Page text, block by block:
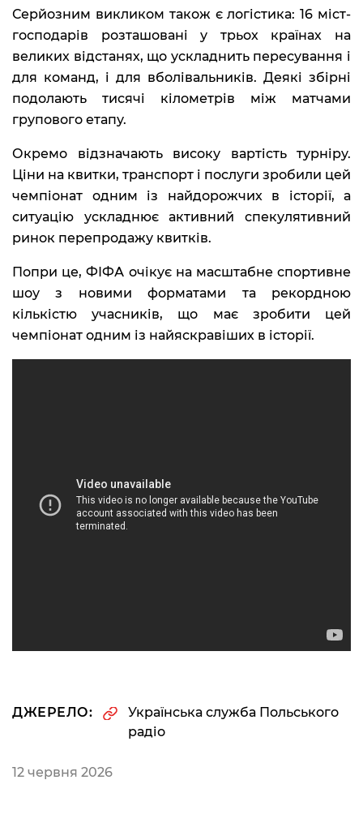
Серйозним викликом також є логістика: 16 міст-
господарів розташовані у трьох країнах на
великих відстанях, що ускладнить пересування і
для команд, і для вболівальників. Деякі збірні
подолають тисячі кілометрів між матчами
групового етапу.
Окремо відзначають високу вартість турніру.
Ціни на квитки, транспорт і послуги зробили цей
чемпіонат одним із найдорожчих в історії, а
ситуацію ускладнює активний спекулятивний
ринок перепродажу квитків.
Попри це, ФІФА очікує на масштабне спортивне
шоу з новими форматами та рекордною
кількістю учасників, що має зробити цей
чемпіонат одним із найяскравіших в історії.
ДЖЕРЕЛО:
Українська служба Польського
радіо
12 червня 2026